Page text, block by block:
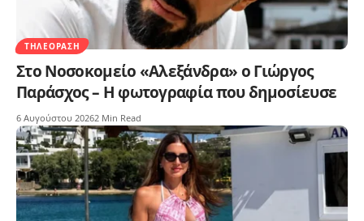
ΤΗΛΕΌΡΑΣΗ
Στο Νοσοκομείο «Αλεξάνδρα» ο Γιώργος
Παράσχος – Η φωτογραφία που δημοσίευσε
6 Αυγούστου 20262 Min Read